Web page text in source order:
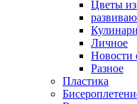
Цветы
Личное
Новости
Разное
Пластика